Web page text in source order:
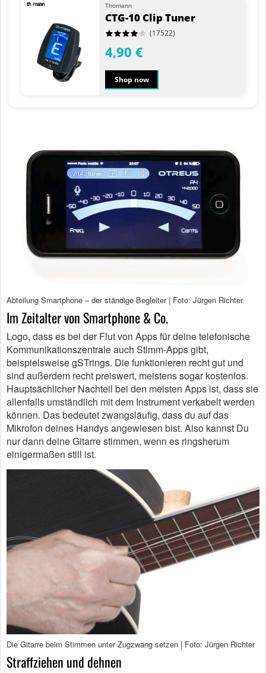
Thomann
CTG-10 Clip Tuner
(17522)
4,90 €
Shop now
Abteilung Smartphone – der ständige Begleiter | Foto: Jürgen Richter
Im Zeitalter von Smartphone & Co.
Logo, dass es bei der Flut von Apps für deine telefonische
Kommunikationszentrale auch Stimm-Apps gibt,
beispielsweise gSTrings. Die funktionieren recht gut und
sind außerdem recht preiswert, meistens sogar kostenlos.
Hauptsächlicher Nachteil bei den meisten Apps ist, dass sie
allenfalls umständlich mit dem Instrument verkabelt werden
können. Das bedeutet zwangsläufig, dass du auf das
Mikrofon deines Handys angewiesen bist. Also kannst Du
nur dann deine Gitarre stimmen, wenn es ringsherum
einigermaßen still ist.
Die Gitarre beim Stimmen unter Zugzwang setzen | Foto: Jürgen Richter
Straffziehen und dehnen